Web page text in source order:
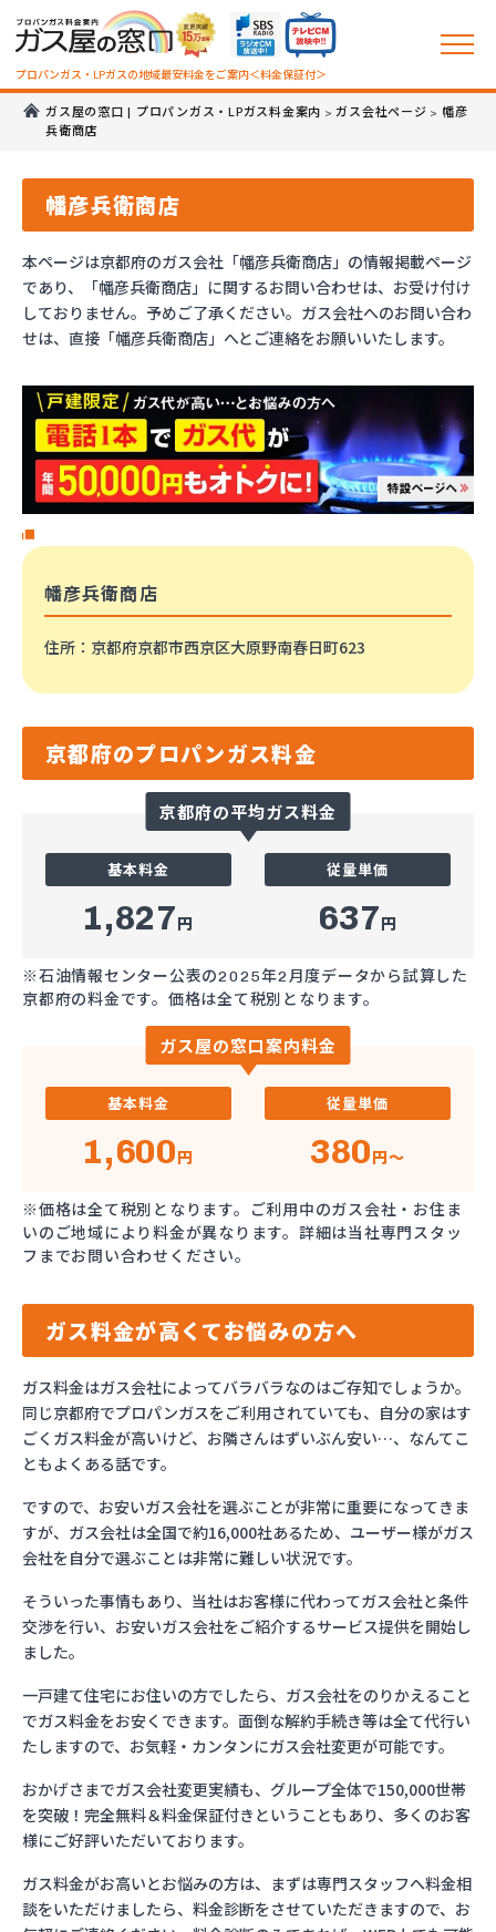
プロパンガス・LPガスの地域最安料金をご案内＜料金保証付＞
ガス屋の窓口 | プロパンガス・LPガス料金案内 >ガス会社ページ > 幡彦
兵衛商店
幡彦兵衛商店
本ページは京都府のガス会社「幡彦兵衛商店」の情報掲載ページ
であり、「幡彦兵衛商店」に関するお問い合わせは、お受け付け
しておりません。予めご了承ください。ガス会社へのお問い合わ
せは、直接「幡彦兵衛商店」へとご連絡をお願いいたします。
幡彦兵衛商店
住所 ：京都府京都市西京区大原野南春日町623
京都府のプロパンガス料金
京都府の平均ガス料金
基本料金
1,827円
従量単価
637円
※石油情報センター公表の2025年2月度データから試算した
京都府の料金です。価格は全て税別となります。
ガス屋の窓口案内料金
基本料金
1,600円
従量単価
380円～
※価格は全て税別となります。ご利用中のガス会社・お住ま
いのご地域により料金が異なります。詳細は当社専門スタッ
フまでお問い合わせください。
ガス料金が高くてお悩みの方へ
ガス料金はガス会社によってバラバラなのはご存知でしょうか。
同じ京都府でプロパンガスをご利用されていても、自分の家はす
ごくガス料金が高いけど、お隣さんはずいぶん安い…、なんてこ
ともよくある話です。
ですので、お安いガス会社を選ぶことが非常に重要になってきま
すが、ガス会社は全国で約16,000社あるため、ユーザー様がガス
会社を自分で選ぶことは非常に難しい状況です。
そういった事情もあり、当社はお客様に代わってガス会社と条件
交渉を行い、お安いガス会社をご紹介するサービス提供を開始し
ました。
一戸建て住宅にお住いの方でしたら、ガス会社をのりかえること
でガス料金をお安くできます。面倒な解約手続き等は全て代行い
たしますので、お気軽・カンタンにガス会社変更が可能です。
おかげさまでガス会社変更実績も、グループ全体で150,000世帯
を突破！完全無料＆料金保証付きということもあり、多くのお客
様にご好評いただいております。
ガス料金がお高いとお悩みの方は、まずは専門スタッフへ料金相
談をいただけましたら、料金診断をさせていただきますので、お